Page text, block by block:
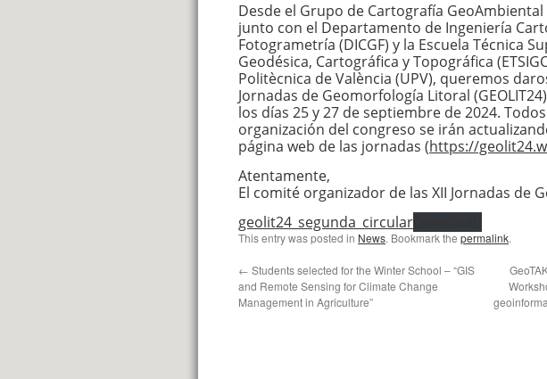
Desde el Grupo de Cartografía GeoAmbiental
junto con el Departamento de Ingeniería
Fotogrametría (DICGF) y la Escuela Técnica
Geodésica, Cartográfica y Topográfica
Politècnica de València (UPV), queremos
Jornadas de Geomorfología Litoral
los días 25 y 27 de septiembre de 2024.
organización del congreso se irán
página web de las jornadas (https://
Atentamente,
El comité organizador de las XII Jornadas de
geolit24_segunda_circular
This entry was posted in News. Bookmark the permalink.
← Students selected for the Winter School – “GIS
and Remote Sensing for Climate Change
Management in Agriculture”